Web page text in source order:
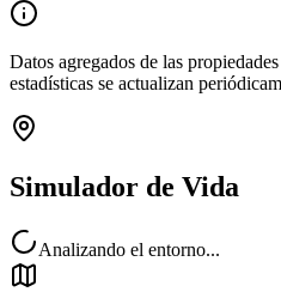
Datos agregados de las
estadísticas se actualizan
Simulador de Vida
Analizando el entorno...